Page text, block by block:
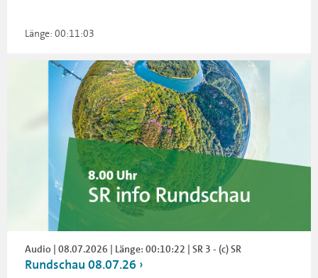
Länge: 00:11:03
Audio | 08.07.2026 | Länge: 00:10:22 | SR 3 - (c) SR
Rundschau 08.07.26